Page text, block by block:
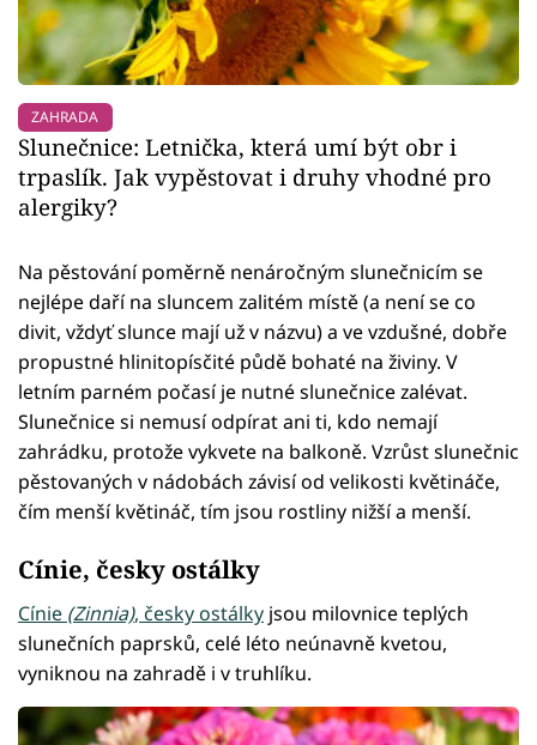
ZAHRADA
Slunečnice: Letnička, která umí být obr i
trpaslík. Jak vypěstovat i druhy vhodné pro
alergiky?
Na pěstování poměrně nenáročným slunečnicím se
nejlépe daří na sluncem zalitém místě (a není se co
divit, vždyť slunce mají už v názvu) a ve vzdušné, dobře
propustné hlinitopísčité půdě bohaté na živiny. V
letním parném počasí je nutné slunečnice zalévat.
Slunečnice si nemusí odpírat ani ti, kdo nemají
zahrádku, protože vykvete na balkoně. Vzrůst slunečnic
pěstovaných v nádobách závisí od velikosti květináče,
čím menší květináč, tím jsou rostliny nižší a menší.
Cínie, česky ostálky
Cínie (Zinnia), česky ostálky jsou milovnice teplých
slunečních paprsků, celé léto neúnavně kvetou,
vyniknou na zahradě i v truhlíku.